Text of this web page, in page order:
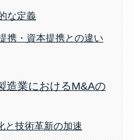
な定義
携・資本提携との違い
造業におけるM&Aの
と技術革新の加速